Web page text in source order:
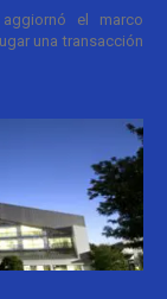
el marco
una transacción